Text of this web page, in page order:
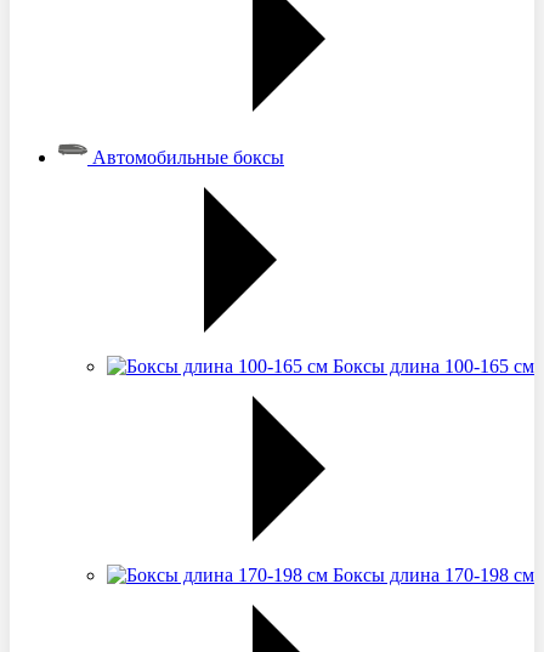
Автомобильные боксы
Боксы длина 100-165 см
Боксы длина 170-198 см